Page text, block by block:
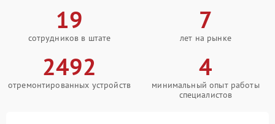
19
сотрудников в штате
7
лет на рынке
2492
отремонтированных устройств
4
минимальный опыт работы
специалистов